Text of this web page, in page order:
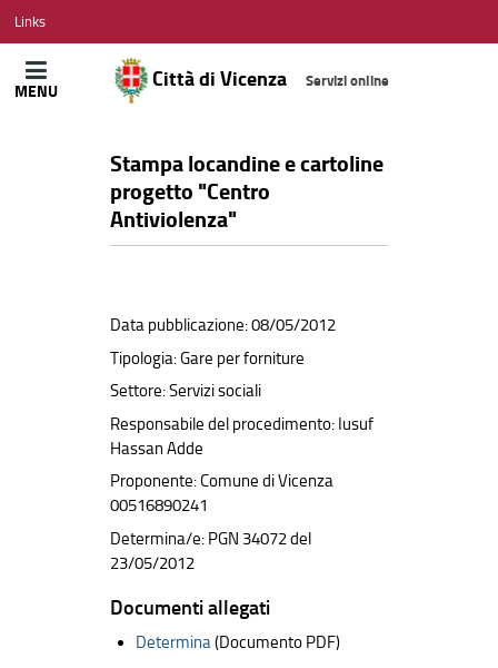
CITTÀ
DI
VICENZA
Links
Città di Vicenza Servizi online
MENU
Stampa locandine e cartoline
progetto "Centro
Antiviolenza"
Data pubblicazione: 08/05/2012
Tipologia: Gare per forniture
Settore: Servizi sociali
Responsabile del procedimento: Iusuf
Hassan Adde
Proponente: Comune di Vicenza
00516890241
Determina/e: PGN 34072 del
23/05/2012
Documenti allegati
Determina (Documento PDF)